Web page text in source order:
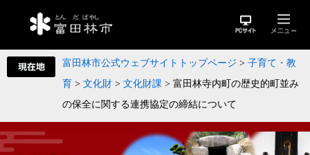
富田林市公式ウェブサイトトップページ > 子育て・教
育 > 文化財 > 文化財課 > 富田林寺内町の歴史的町並み
の保全に関する連携協定の締結について